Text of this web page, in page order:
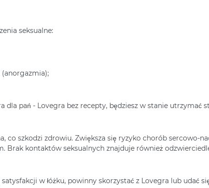
seksualne:
pań - Lovegra bez recepty, będziesz w stanie utrzymać
szkodzi zdrowiu. Zwiększa się ryzyko chorób sercowo-
Brak kontaktów seksualnych znajduje również
w łóżku, powinny skorzystać z Lovegra lub udać